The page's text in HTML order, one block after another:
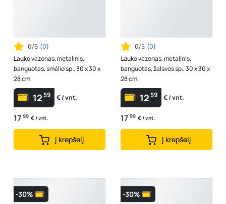
0/5 (0)
Lauko vazonas, metalinis,
banguotas, smėlio sp., 30 x 30 x
28 cm.
1259 € / vnt.
17 99 € / vnt.
Į krepšelį
0/5 (0)
Lauko vazonas, metalinis,
banguotas, žalsvos sp., 30 x 30 x
28 cm.
1259 € / vnt.
17 99 € / vnt.
Į krepšelį
-30% -30%